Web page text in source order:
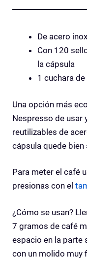
De acero
Con 120
la cápsula
1 cuchara
Una opción más
Nespresso de usar
reutilizables de
cápsula quede bien
Para meter el café
presionas con el
¿Cómo se usan?
7 gramos de café
espacio en la parte
con un molido muy